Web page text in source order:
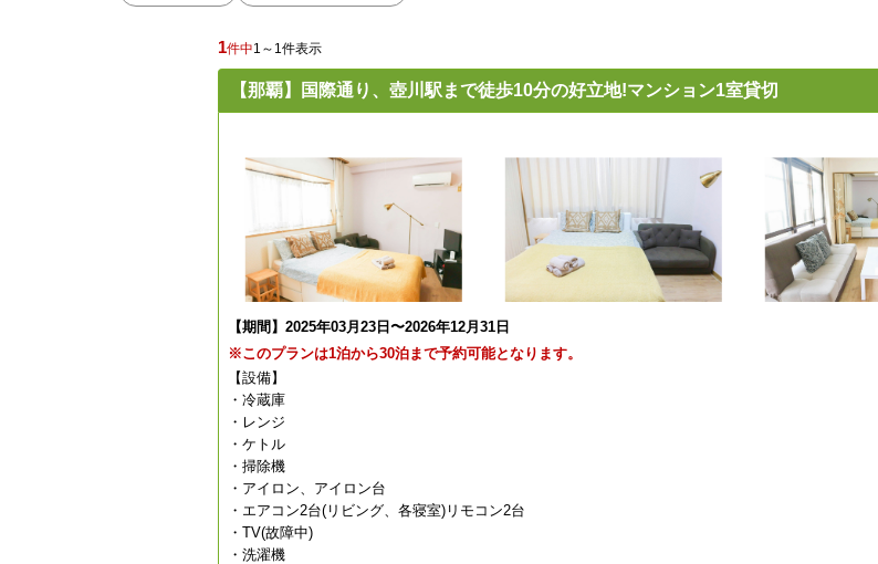
1件中1～1件表示
【那覇】国際通り、壺川駅まで徒歩10分の好立地!マンション1室貸切
【期間】2025年03月23日〜2026年12月31日
※このプランは1泊から30泊まで予約可能となります。
【設備】
・冷蔵庫
・レンジ
・ケトル
・掃除機
・アイロン、アイロン台
・エアコン2台(リビング、各寝室)リモコン2台
・TV(故障中)
・洗濯機